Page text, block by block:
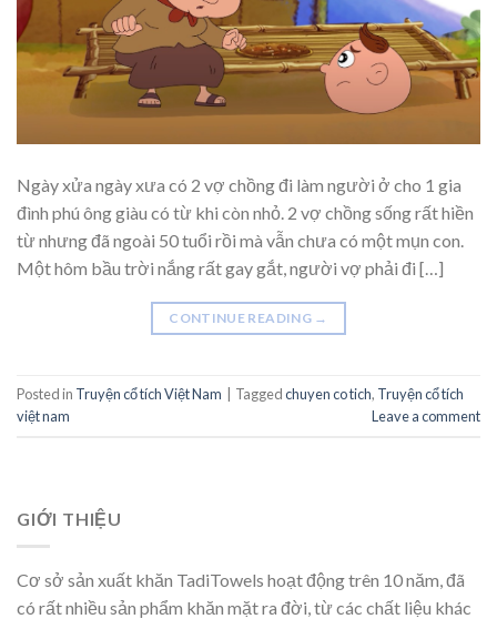
Ngày xửa ngày xư­a có 2 vợ chồng đi làm người ở cho 1 gia
đình phú ông giàu có từ khi còn nhỏ. 2 vợ chồng sống rất hiền
từ như­ng đã ngoài 50 tuổi rồi mà vẫn chưa có một mụn con.
Một hôm bầu trời nắng rất gay gắt, ngư­ời vợ phải đi […]
CONTINUE READING →
Posted in Truyện cổ tích Việt Nam Taggedchuyen co tich, Truyện cổ tích
việt nam
Leave a comment
GIỚI THIỆU
Cơ sở sản xuất khăn TadiTowels hoạt động trên 10 năm, đã
có rất nhiều sản phẩm khăn mặt ra đời, từ các chất liệu khác